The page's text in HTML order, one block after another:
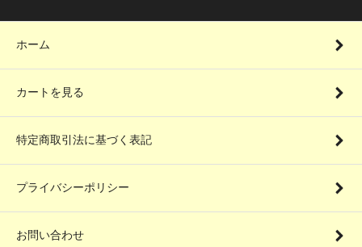
ホーム
カートを見る
特定商取引法に基づく表記
プライバシーポリシー
お問い合わせ